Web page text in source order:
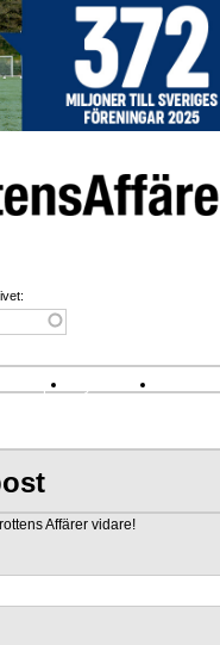
& spel Nyhetsbrev
Affärer vidare!